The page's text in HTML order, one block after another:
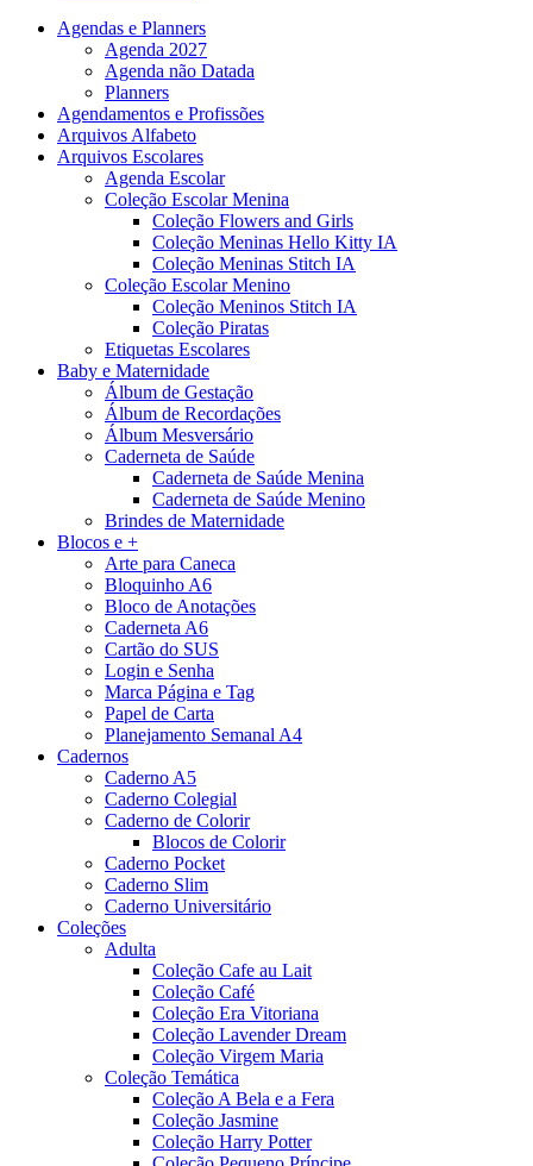
Agendas e Planners
Agenda 2027
Agenda não Datada
Planners
Agendamentos e Profissões
Arquivos Alfabeto
Arquivos Escolares
Agenda Escolar
Coleção Escolar Menina
Coleção Flowers and Girls
Coleção Meninas Hello Kitty IA
Coleção Meninas Stitch IA
Coleção Escolar Menino
Coleção Meninos Stitch IA
Coleção Piratas
Etiquetas Escolares
Baby e Maternidade
Álbum de Gestação
Álbum de Recordações
Álbum Mesversário
Caderneta de Saúde
Caderneta de Saúde Menina
Caderneta de Saúde Menino
Brindes de Maternidade
Blocos e +
Arte para Caneca
Bloquinho A6
Bloco de Anotações
Caderneta A6
Cartão do SUS
Login e Senha
Marca Página e Tag
Papel de Carta
Planejamento Semanal A4
Cadernos
Caderno A5
Caderno Colegial
Caderno de Colorir
Blocos de Colorir
Caderno Pocket
Caderno Slim
Caderno Universitário
Coleções
Adulta
Coleção Cafe au Lait
Coleção Café
Coleção Era Vitoriana
Coleção Lavender Dream
Coleção Virgem Maria
Coleção Temática
Coleção A Bela e a Fera
Coleção Jasmine
Coleção Harry Potter